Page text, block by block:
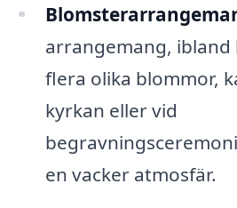
arrangemang, ibland
flera olika blommor,
kyrkan eller vid
en vacker atmosfär.